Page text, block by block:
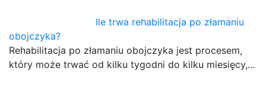
Ile trwa rehabilitacja po złamaniu
obojczyka?
Rehabilitacja po złamaniu obojczyka jest procesem,
który może trwać od kilku tygodni do kilku miesięcy,…